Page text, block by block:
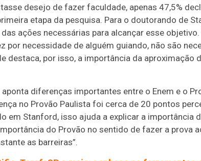
desejo de fazer faculdade, apenas 47,5%
etapa da pesquisa. Para o doutorando de
ações necessárias para alcançar esse
por necessidade de alguém guiando, não são
destaca, por isso, a importância da
diferenças importantes entre o Enem e o
no Provão Paulista foi cerca de 20 pontos
em Stanford, isso ajuda a explicar a importância
do Provão no sentido de fazer a prova
as barreiras”.